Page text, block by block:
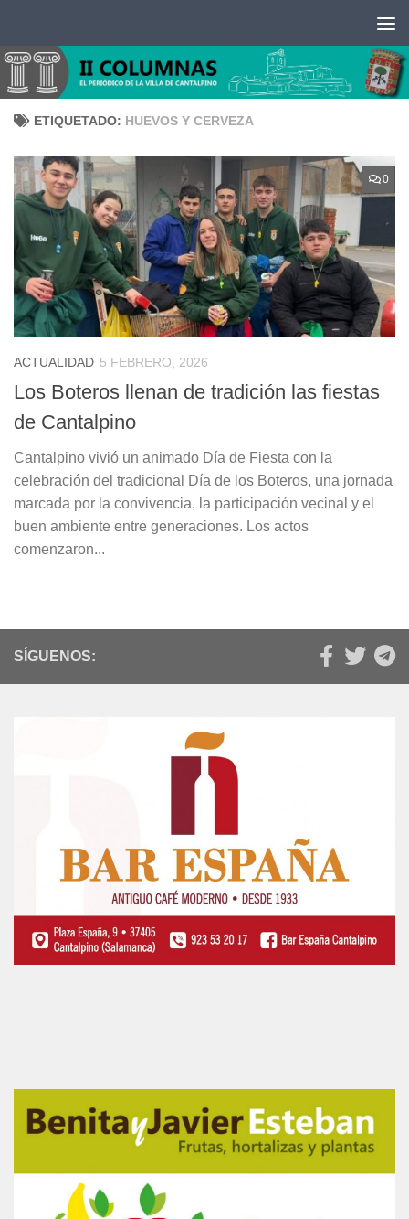
ETIQUETADO: HUEVOS Y CERVEZA
0
ACTUALIDAD 5 FEBRERO, 2026
Los Boteros llenan de tradición las fiestas
de Cantalpino
Cantalpino vivió un animado Día de Fiesta con la
celebración del tradicional Día de los Boteros, una jornada
marcada por la convivencia, la participación vecinal y el
buen ambiente entre generaciones. Los actos
comenzaron...
SÍGUENOS: